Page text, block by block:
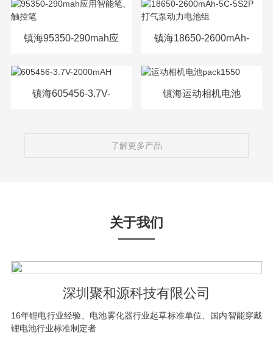
镇海95350-290mah应 镇海18650-2600mAh-
电池组
镇海605456-3.7V- 镇海运动相机电池
了解更多产品
关于我们
深圳聚和源科技有限公司
16年锂电行业经验、电池雾化器行业起草标准单位、国内智能穿戴
锂电池行业标准制定者